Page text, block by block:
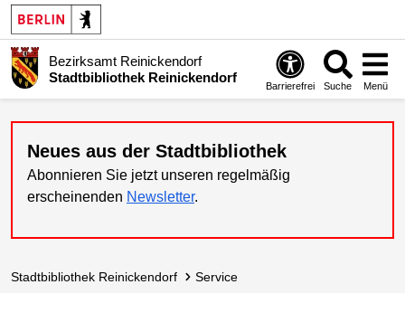
Bezirksamt Reinickendorf
Stadtbibliothek Reinickendorf
Barrierefrei Suche Menü
Neues aus der Stadtbibliothek
Abonnieren Sie jetzt unseren regelmäßig
erscheinenden Newsletter.
Stadt­bibliothek Reinickendorf Service